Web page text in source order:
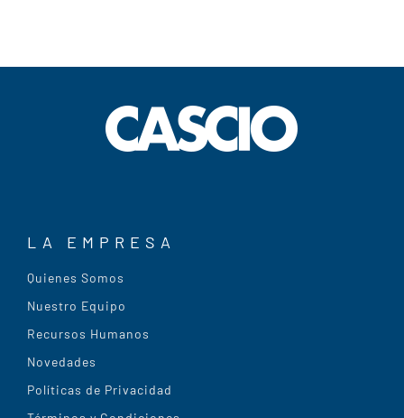
LA EMPRESA
Quienes Somos
Nuestro Equipo
Recursos Humanos
Novedades
Políticas de Privacidad